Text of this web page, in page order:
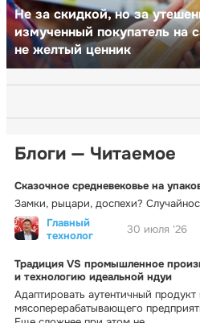
Не за скидкой, но за
измученный покупатель на
не желтый ценник
Блоги — Читаемое
Сказочное средневековье на
Замки, рыцари, доспехи?
Главный
технолог
30 июля '26
Традиция VS промышленное
и технологию идеальной ндуи
Адаптировать аутентичный
мясоперерабатывающего